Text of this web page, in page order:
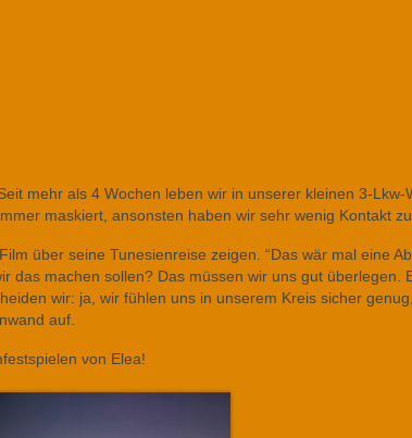
mehr als 4 Wochen leben wir in unserer kleinen 3-Lkw-
maskiert, ansonsten haben wir sehr wenig Kontakt
über seine Tunesienreise zeigen. “Das wär mal eine
das machen sollen? Das müssen wir uns gut überlegen.
wir: ja, wir fühlen uns in unserem Kreis sicher
auf.
von Elea!